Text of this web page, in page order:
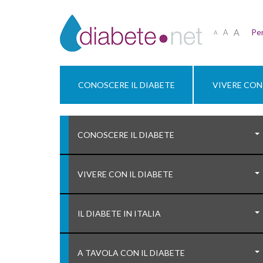
A A A
CONOSCERE IL DIABETE VIVERE
CONOSCERE IL DIABETE
VIVERE CON IL DIABETE
IL DIABETE IN ITALIA
A TAVOLA CON IL DIABETE